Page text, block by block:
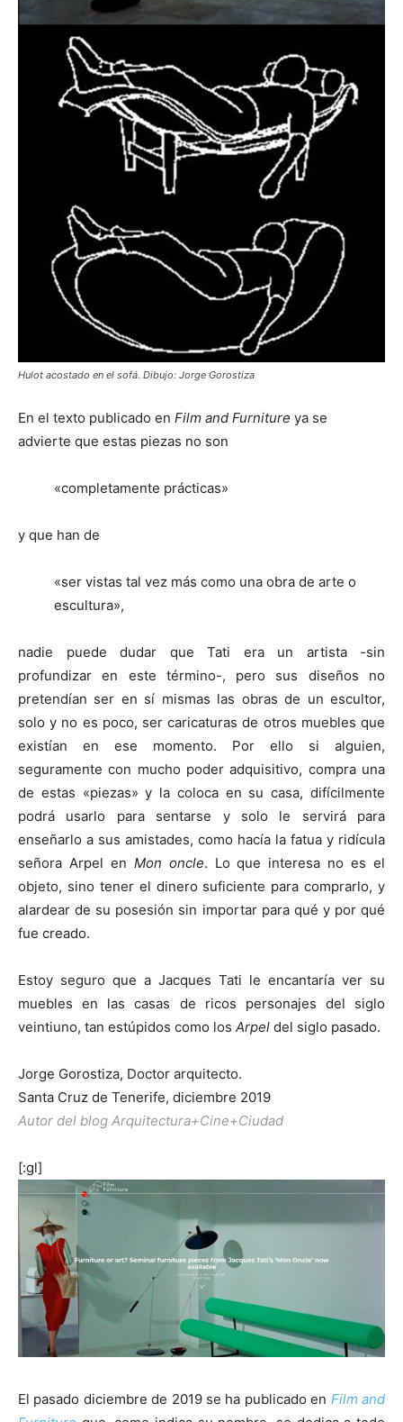
Hulot acostado en el sofá. Dibujo: Jorge Gorostiza
En el texto publicado en Film and Furniture ya se
advierte que estas piezas no son
«completamente prácticas»
y que han de
«ser vistas tal vez más como una obra de arte o
escultura»,
nadie puede dudar que Tati era un artista -sin
profundizar en este término-, pero sus diseños no
pretendían ser en sí mismas las obras de un escultor,
solo y no es poco, ser caricaturas de otros muebles que
existían en ese momento. Por ello si alguien,
seguramente con mucho poder adquisitivo, compra una
de estas «piezas» y la coloca en su casa, difícilmente
podrá usarlo para sentarse y solo le servirá para
enseñarlo a sus amistades, como hacía la fatua y ridícula
señora Arpel en Mon oncle. Lo que interesa no es el
objeto, sino tener el dinero suficiente para comprarlo, y
alardear de su posesión sin importar para qué y por qué
fue creado.
Estoy seguro que a Jacques Tati le encantaría ver su
muebles en las casas de ricos personajes del siglo
veintiuno, tan estúpidos como los Arpel del siglo pasado.
Jorge Gorostiza, Doctor arquitecto.
Santa Cruz de Tenerife, diciembre 2019
Autor del blog Arquitectura+Cine+Ciudad
[:gl]
El pasado diciembre de 2019 se ha publicado en Film and